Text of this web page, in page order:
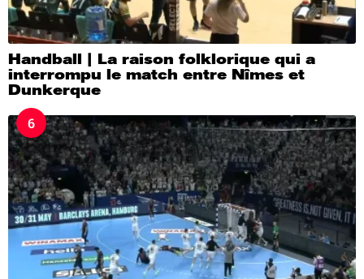
Handball | La raison folklorique qui a
interrompu le match entre Nîmes et
Dunkerque
6